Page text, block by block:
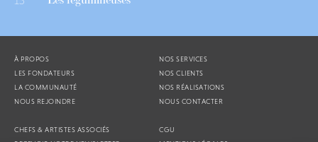
À PROPOS
LES FONDATEURS
LA COMMUNAUTÉ
NOUS REJOINDRE
NOS SERVICES
NOS CLIENTS
NOS RÉALISATIONS
NOUS CONTACTER
CHEFS & ARTISTES ASSOCIÉS
CGU